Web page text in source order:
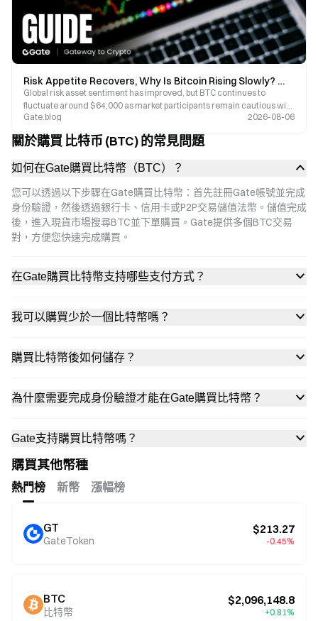
Risk Appetite Recovers, Why Is Bitcoin Rising Slowly? What Are Long-Term Investors Watching?
Global risk asset sentiment has improved, but BTC continues to
fluctuate around $64,000 as market participants remain cautious with
their capital.
Gate.blog 2026-08-06
關於購買 比特币 (BTC) 的常見問題
如何在Gate購買比特幣（BTC）？
您可以透過以下步驟在Gate購買比特幣：首先註冊Gate帳號並完成
身份驗證，然後透過銀行卡、信用卡或P2P交易儲值法幣。儲值完成
後，進入現貨市場搜尋BTC並下單購買。Gate提供多個BTC交易
對，方便您快速完成購買。
在Gate購買比特幣支持哪些支付方式？
我可以購買少於一個比特幣嗎？
購買比特幣後如何儲存？
為什麼需要完成身份驗證才能在Gate購買比特幣？
Gate支持購買比特幣嗎？
購買其他幣種
熱門榜 新幣 漲幅榜
GT
GateToken
$213.27
-0.45%
BTC
比特幣
$2,096,148.8
+0.81%